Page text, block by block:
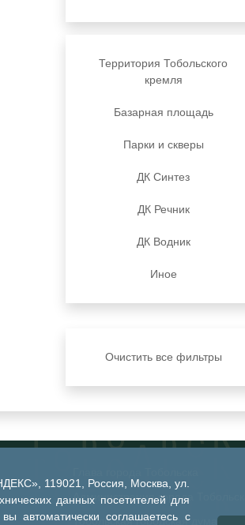
119021, Россия, Москва, ул.
данных посетителей для
автоматически соглашаетесь с
Территория Тобольского
кремля
Базарная площадь
Парки и скверы
ДК Синтез
ДК Речник
ДК Водник
Иное
Очистить все фильтры
Администрация города Тобольска
Тобольская городская дума